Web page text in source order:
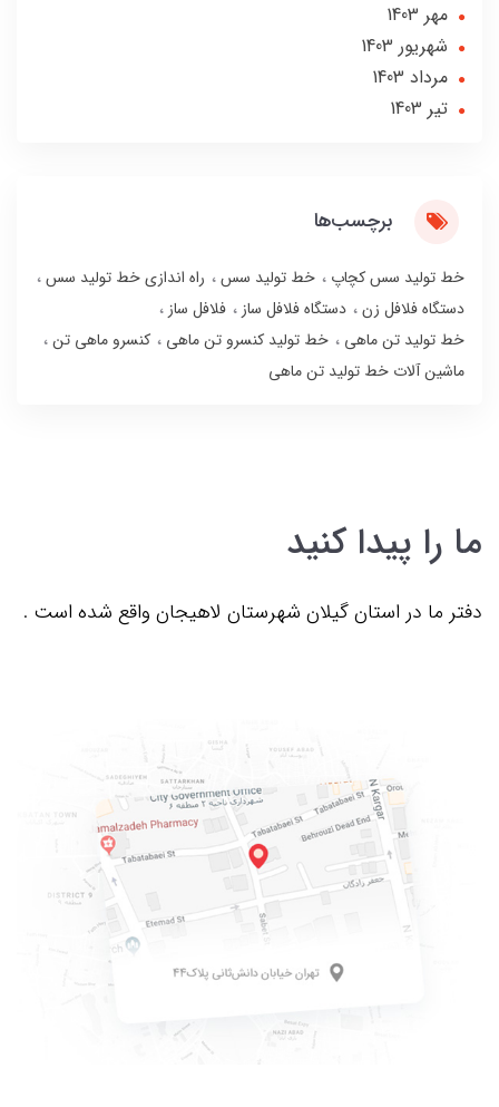
مهر 1403
شهریور 1403
مرداد 1403
تير 1403
برچسب‌ها
خط تولید سس کچاپ خط تولید سس
راه اندازی خط تولید سس
دستگاه فلافل زن
دستگاه فلافل ساز
فلافل ساز
خط تولید تن ماهی
خط تولید کنسرو تن ماهی
کنسرو ماهی تن
ماشین آلات خط تولید تن ماهی
ما را پیدا کنید
دفتر ما در استان گیلان شهرستان لاهیجان واقع شده است .